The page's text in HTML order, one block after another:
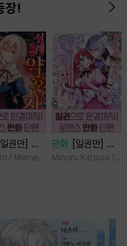
장!
[일권만] 실
약혼자님,
/ Memeko
만화
[일권만] 기
억상실 악역 영애
본]
Minoru Katsura /